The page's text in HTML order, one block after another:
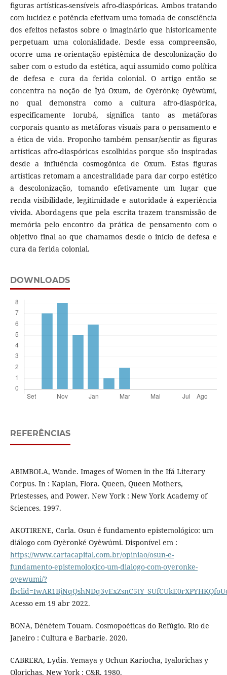
figuras artísticas-sensíveis afro-diaspóricas. Ambos tratando
com lucidez e potência efetivam uma tomada de consciência
dos efeitos nefastos sobre o imaginário que historicamente
perpetuam uma colonialidade. Desde essa compreensão,
ocorre uma re-orientação epistêmica de descolonização do
saber com o estudo da estética, aqui assumido como política
de defesa e cura da ferida colonial. O artigo então se
concentra na noção de Ìyá Oxum, de Oyèrónkẹ Oyěwùmí,
no qual demonstra como a cultura afro-diaspórica,
especificamente Iorubá, significa tanto as metáforas
corporais quanto as metáforas visuais para o pensamento e
a ética de vida. Proponho também pensar/sentir as figuras
artísticas afro-diaspóricas escolhidas porque são inspiradas
desde a influência cosmogônica de Oxum. Estas figuras
artísticas retomam a ancestralidade para dar corpo estético
a descolonização, tomando efetivamente um lugar que
renda visibilidade, legitimidade e autoridade à experiência
vivida. Abordagens que pela escrita trazem transmissão de
memória pelo encontro da prática de pensamento com o
objetivo final ao que chamamos desde o início de defesa e
cura da ferida colonial.
DOWNLOADS
REFERÊNCIAS
ABIMBOLA, Wande. Images of Women in the Ifá Literary
Corpus. In : Kaplan, Flora. Queen, Queen Mothers,
Priestesses, and Power. New York : New York Academy of
Sciences. 1997.
AKOTIRENE, Carla. Osun é fundamento epistemológico: um
diálogo com Oyèronké Oyèwúmi. Disponível em :
https://www.cartacapital.com.br/opiniao/osun-e-
fundamento-epistemologico-um-dialogo-com-oyeronke-
oyewumi/?
Acesso em 19 abr 2022.
BONA, Dénètem Touam. Cosmopoéticas do Refúgio. Rio de
Janeiro : Cultura e Barbarie. 2020.
CABRERA, Lydia. Yemaya y Ochun Kariocha, Iyalorichas y
Olorichas. New York : C&R. 1980.